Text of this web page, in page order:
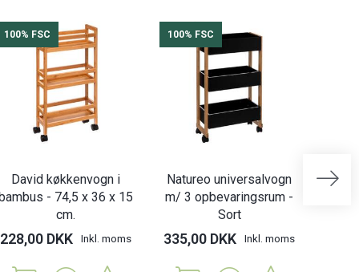
100% FSC
David køkkenvogn i
- 74,5 x 36 x 15
cm.
228,00 DKK Inkl. moms
100% FSC
Natureo universalvogn
m/ 3 opbevaringsrum -
Sort
335,00 DKK Inkl. moms